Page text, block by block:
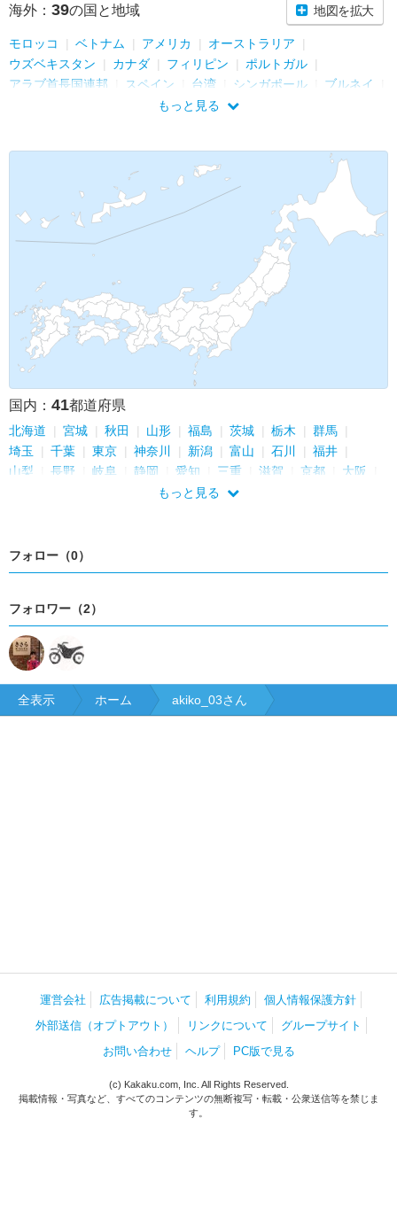
海外： 39の国と地域 地図を拡大
モロッコ ベトナム アメリカ
オーストラリア
ウズベキスタン
カナダ フィリピン
ポルトガル
アラブ首長国連邦
スペイン 台湾 シンガポール
ブルネイ
ミャンマー インドネシア
韓国
スロベニア インド バングラデシュ ラオス
もっと見る
国内： 41都道府県
北海道 宮城 秋田 山形 福島 茨城 栃木
群馬
埼玉
千葉 東京 神奈川 新潟 富山 石川
福井
山梨
長野 岐阜 静岡 愛知 三重 滋賀 京都
大阪
島根 岡山 広島
もっと見る
フォロー（0）
フォロワー（2）
全表示 ホーム akiko_03さん
運営会社 広告掲載について 利用規約
個人情報保護方針
外部送信（オプトアウト）
リンクについて
グループサイト
お問い合わせ
ヘルプ PC版で見る
(c) Kakaku.com, Inc. All Rights Reserved.
掲載情報・写真など、すべてのコンテンツの無断複写・転載・公衆送信等を禁じま
す。